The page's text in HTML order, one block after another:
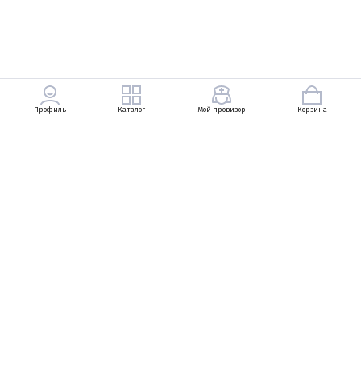
Профиль Каталог Мой провизор Корзина